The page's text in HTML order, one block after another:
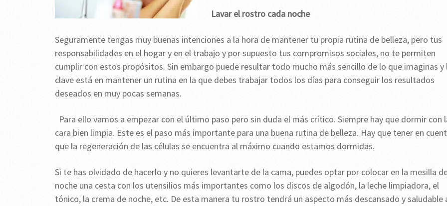
Lavar el rostro cada noche
Seguramente tengas muy buenas intenciones a la hora de mantener tu propia rutina de belleza, pero tus
responsabilidades en el hogar y en el trabajo y por supuesto tus compromisos sociales, no te permiten
cumplir con estos propósitos. Sin embargo puede resultar todo mucho más sencillo de lo que imaginas y
clave está en mantener un rutina en la que debes trabajar todos los días para conseguir los resultados
deseados en muy pocas semanas.
Para ello vamos a empezar con el último paso pero sin duda el más crítico. Siempre hay que dormir con
cara bien limpia. Este es el paso más importante para una buena rutina de belleza. Hay que tener en
que la regeneración de las células se encuentra al máximo cuando estamos dormidas.
Si te has olvidado de hacerlo y no quieres levantarte de la cama, puedes optar por colocar en la mesilla
noche una cesta con los utensilios más importantes como los discos de algodón, la leche limpiadora, el
tónico, la crema de noche, etc. De esta manera tu rostro tendrá un aspecto más descansado y saludable